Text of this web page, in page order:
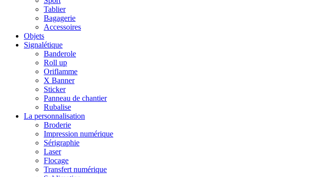
Tablier
Bagagerie
Accessoires
Objets
Signalétique
Banderole
Roll up
Oriflamme
X Banner
Sticker
Panneau de chantier
Rubalise
La personnalisation
Broderie
Impression numérique
Sérigraphie
Laser
Flocage
Transfert numérique